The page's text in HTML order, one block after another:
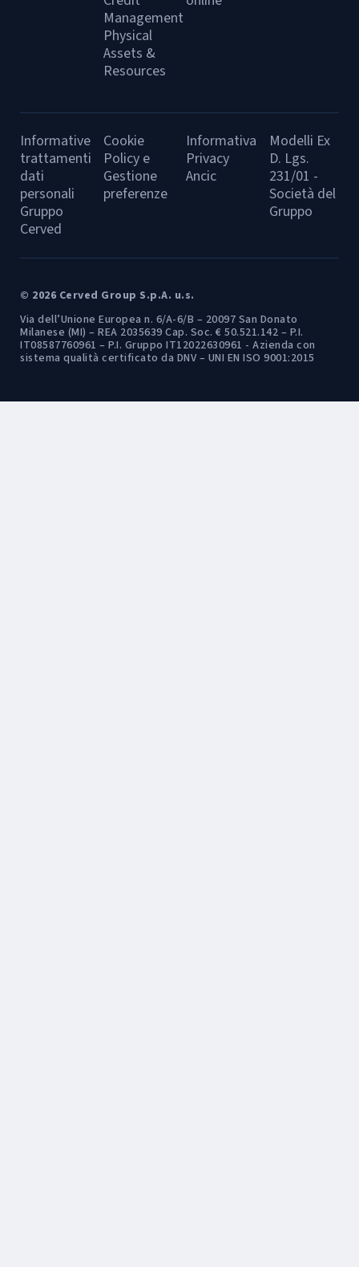
Management
Physical
Assets &
Resources
Informative
trattamenti
dati
personali
Gruppo
Cerved
Cookie
Policy e
Gestione
preferenze
Informativa
Privacy
Ancic
Modelli Ex
D. Lgs.
231/01 -
Società del
Gruppo
© 2026 Cerved Group S.p.A. u.s.
Via dell’Unione Europea n. 6/A-6/B – 20097 San Donato
Milanese (MI) – REA 2035639 Cap. Soc. € 50.521.142 – P.I.
IT08587760961 – P.I. Gruppo IT12022630961 - Azienda con
sistema qualità certificato da DNV – UNI EN ISO 9001:2015